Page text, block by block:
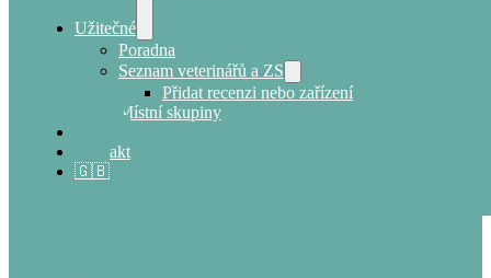
Užitečné
Poradna
Seznam veterinářů a ZS
Přidat recenzi nebo zařízení
Místní skupiny
Kontakt
🇬🇧